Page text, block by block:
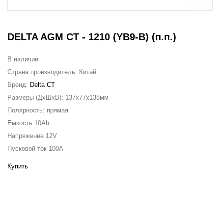
DELTA AGM CT - 1210 (YB9-B) (п.п.)
В наличии
Страна производитель: Китай
Бренд: Delta CT
Размеры (ДxШxВ): 137x77x138мм
Полярность: прямая
Емкость 10Ah
Напряжение 12V
Пусковой ток 100A
Купить